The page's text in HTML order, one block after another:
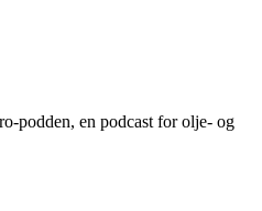
podden, en podcast for olje- og